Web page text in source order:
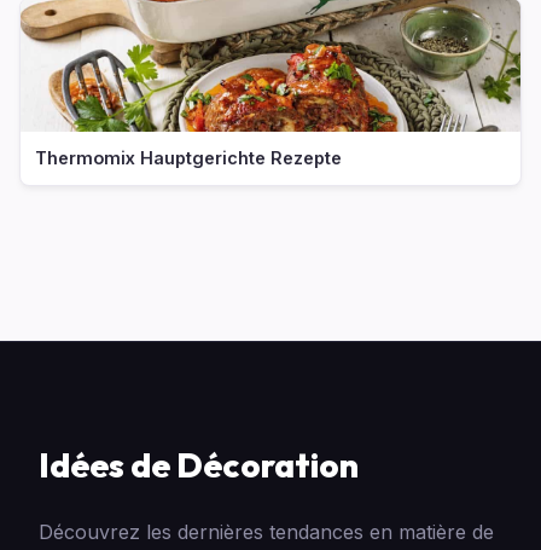
Thermomix Hauptgerichte Rezepte
Idées de Décoration
Découvrez les dernières tendances en matière de